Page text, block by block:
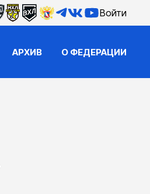
Войти
АРХИВ О ФЕДЕРАЦИИ